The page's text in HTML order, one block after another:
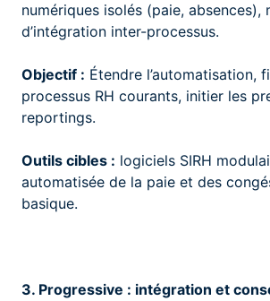
numériques isolés (paie, absences),
d’intégration inter-processus.
Objectif : Étendre l’automatisation,
processus RH courants, initier les
reportings.
Outils cibles : logiciels SIRH
automatisée de la paie et des
basique.
3. Progressive : intégration et